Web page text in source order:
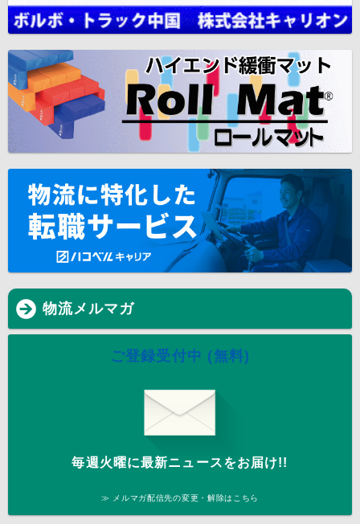
物流メルマガ
ご登録受付中 (無料)
毎週火曜に最新ニュースをお届け!!
≫ メルマガ配信先の変更・解除はこちら